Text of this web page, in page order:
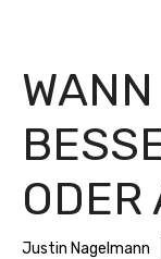
ODER
Justin Nagelmann